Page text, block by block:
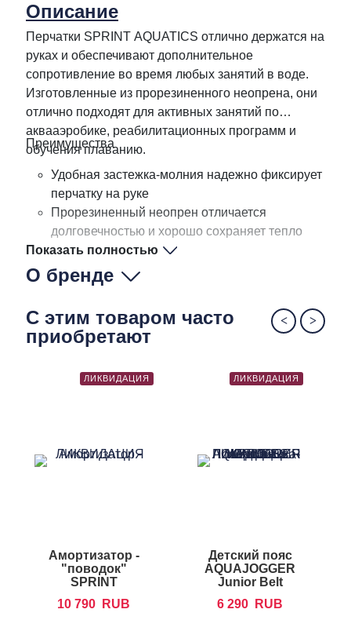
Описание
Перчатки SPRINT AQUATICS отлично держатся на
руках и обеспечивают дополнительное
сопротивление во время любых занятий в воде.
Изготовленные из прорезиненного неопрена, они
отлично подходят для активных занятий по
аквааэробике, реабилитационных программ и
обучения плаванию.
Преимущества
Удобная застежка-молния надежно фиксирует
перчатку на руке
Прорезиненный неопрен отличается
долговечностью и хорошо сохраняет тепло
Поставляются парами
Показать полностью
О бренде
С этим товаром часто
приобретают
ЛИКВИДАЦИЯ
Амортизатор -
"поводок"
SPRINT
Sprinter Teether
10 790 RUB
ЛИКВИДАЦИЯ
Детский пояс
AQUAJOGGER
Junior Belt
6 290
RUB